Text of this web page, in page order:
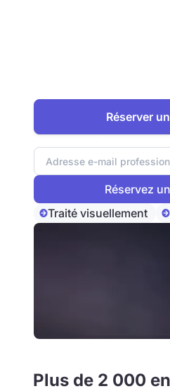
Réserver
Traité visuellement
Plus de 2 000